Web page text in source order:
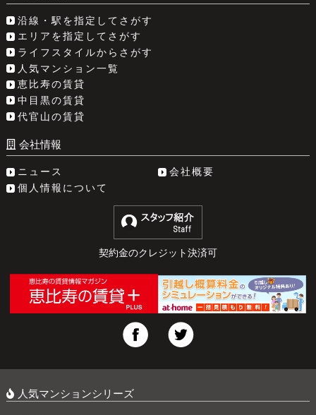
沿線・駅を指定してさがす
エリアを指定してさがす
ライフスタイルからさがす
人気マンション一覧
恵比寿の賃貸
中目黒の賃貸
代官山の賃貸
会社情報
ニュース
会社概要
個人情報について
契約金のクレジット決済可
人気マンションシリーズ